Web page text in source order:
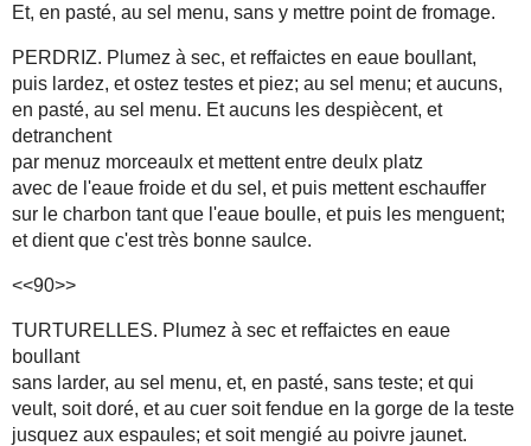
Et, en pasté, au sel menu, sans y mettre point de fromage.
PERDRIZ. Plumez à sec, et reffaictes en eaue boullant,
puis lardez, et ostez testes et piez; au sel menu; et aucuns,
en pasté, au sel menu. Et aucuns les despiècent, et
detranchent
par menuz morceaulx et mettent entre deulx platz
avec de l'eaue froide et du sel, et puis mettent eschauffer
sur le charbon tant que l'eaue boulle, et puis les menguent;
et dient que c'est très bonne saulce.
<<90>>
TURTURELLES. Plumez à sec et reffaictes en eaue
boullant
sans larder, au sel menu, et, en pasté, sans teste; et qui
veult, soit doré, et au cuer soit fendue en la gorge de la teste
jusquez aux espaules; et soit mengié au poivre jaunet.